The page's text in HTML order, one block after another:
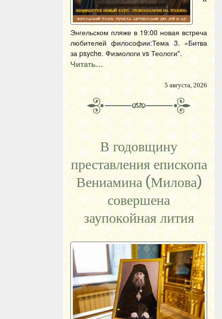
Энгельском пляже в 19:00 новая встреча
любителей философии:Тема 3. «Битва
за psyche. Физиологи vs Теологи".
Читать…
5 августа, 2026
В годовщину
преставления епископа
Вениамина (Милова)
совершена
заупокойная лития